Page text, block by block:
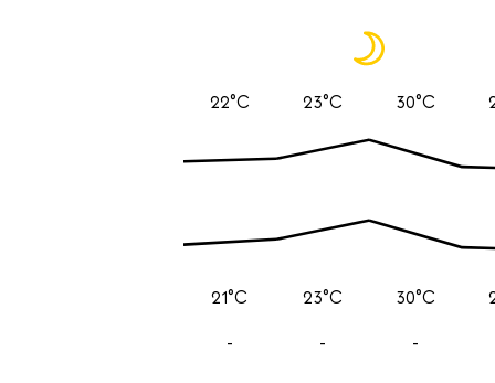
22°C
21°C
-
23°C
23°C
-
30°C
30°C
-